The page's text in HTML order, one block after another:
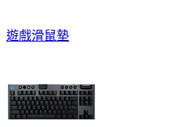
遊戲滑鼠墊